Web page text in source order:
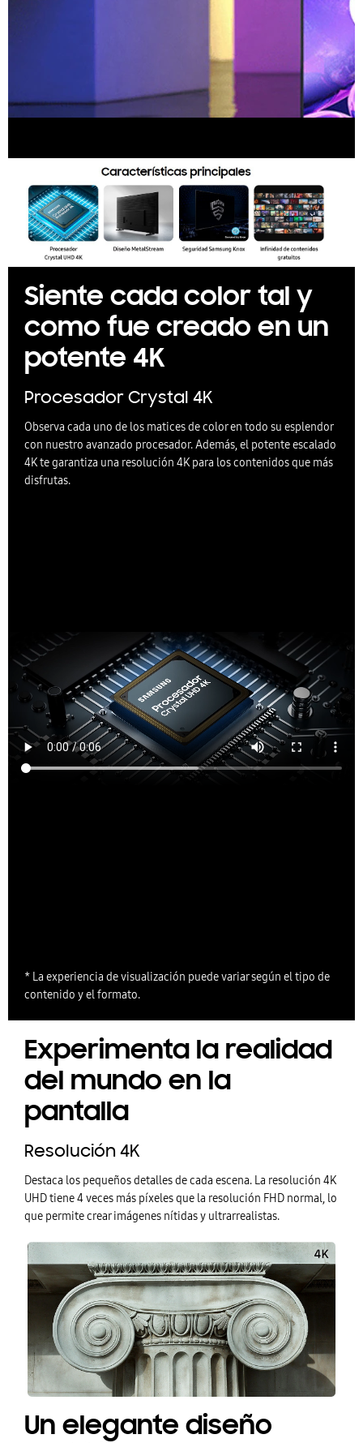
Siente cada color tal y
como fue creado en un
potente 4K
Procesador Crystal 4K
Observa cada uno de los matices de color en todo su esplendor
con nuestro avanzado procesador. Además, el potente escalado
4K te garantiza una resolución 4K para los contenidos que más
disfrutas.
* La experiencia de visualización puede variar según el tipo de
contenido y el formato.
Experimenta la realidad
del mundo en la
pantalla
Resolución 4K
Destaca los pequeños detalles de cada escena. La resolución 4K
UHD tiene 4 veces más píxeles que la resolución FHD normal, lo
que permite crear imágenes nítidas y ultrarrealistas.
Un elegante diseño